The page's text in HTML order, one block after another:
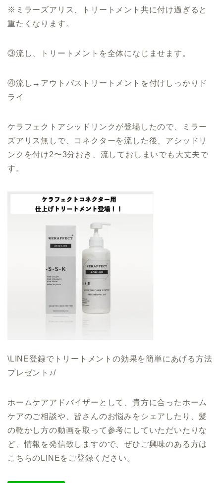
※ミラーズアリス、トリートメント共に付け過ぎると
重たくなります。
③流し、トリートメントを全体になじませます。
④流し→アウトバストリートメントを付けしっかりド
ライ
ケラフェクトアシッドリンクが登場したので、ミラー
ズアリス無しで、コネクターを流した後、アシッドリ
ンクを付け2〜3分おき、流しておしまいでも大丈夫で
す。
\LINE登録でトリートメントの効果を簡単にあげる方法
プレゼント♪/
ホームケアアドバイザーとして、貴方に合ったホーム
ケアのご相談や、皆さんのお悩みをシェアしたり、髪
の乾かし方の動画を取って参考にしていただいたりな
ど、情報を発信致しますので、ぜひご興味のある方は
こちらのLINEをご登録ください。